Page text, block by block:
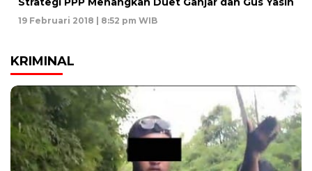
19 Februari 2018 | 8:52 pm WIB
KRIMINAL